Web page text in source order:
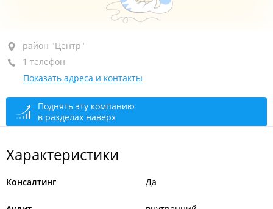
район "Центр", ул. Алеутская, 45А
7-й этаж, оф. 711
+7 (423) 240-00-53
сегодня закрыто
район "Центр"
1 телефон
Показать адреса и контакты
Поднять эту компанию
в разделах наверх
Характеристики
Консалтинг Да